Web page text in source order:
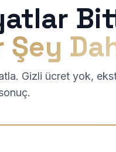
Şey
Gizli ücret yok,